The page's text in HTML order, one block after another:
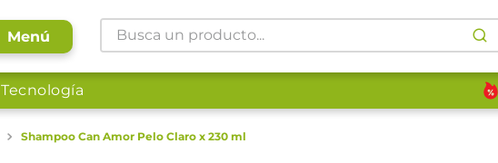
Busca un producto...
Tecnología
Shampoo Can Amor Pelo Claro x 230 ml